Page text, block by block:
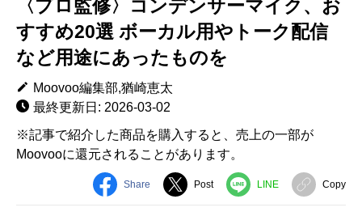
〈プロ監修〉コンデンサーマイク、お
すすめ20選 ボーカル用やトーク配信
など用途にあったものを
Moovoo編集部,猶崎恵太
最終更新日: 2026-03-02
※記事で紹介した商品を購入すると、売上の一部が
Moovooに還元されることがあります。
Share Post LINE Copy